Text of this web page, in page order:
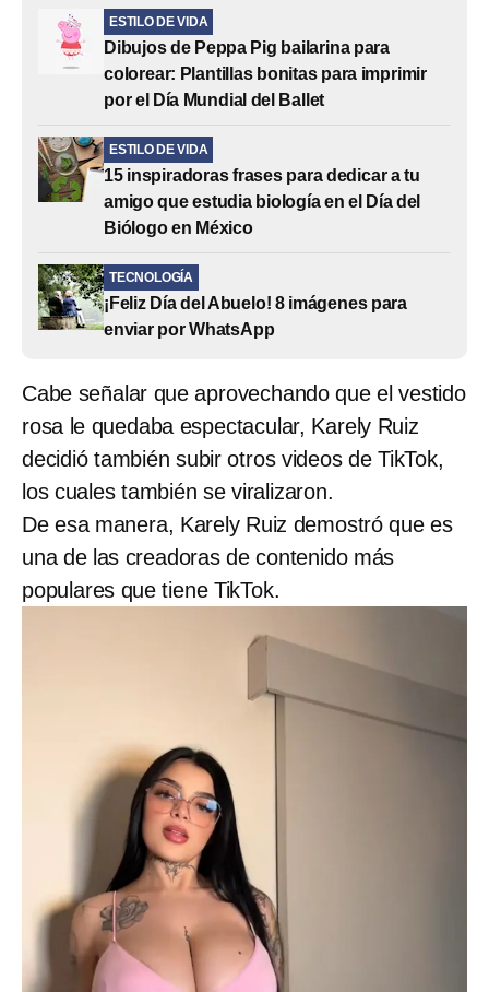
ESTILO DE VIDA
Dibujos de Peppa Pig bailarina para
colorear: Plantillas bonitas para imprimir
por el Día Mundial del Ballet
ESTILO DE VIDA
15 inspiradoras frases para dedicar a tu
amigo que estudia biología en el Día del
Biólogo en México
TECNOLOGÍA
¡Feliz Día del Abuelo! 8 imágenes para
enviar por WhatsApp
Cabe señalar que aprovechando que el vestido
rosa le quedaba espectacular, Karely Ruiz
decidió también subir otros videos de TikTok,
los cuales también se viralizaron.
De esa manera, Karely Ruiz demostró que es
una de las creadoras de contenido más
populares que tiene TikTok.